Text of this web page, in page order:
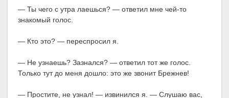
— Ты чего с утра лаешься? — ответил мне чей-то
знакомый голос.
— Кто это? — переспросил я.
— Не узнаешь? Зазнался? — ответил тот же голос.
Только тут до меня дошло: это же звонит Брежнев!
— Простите, не узнал! — извинился я. — Слушаю вас,